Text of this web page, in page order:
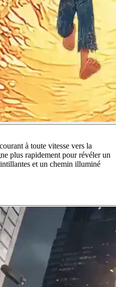
à toute vitesse vers la
plus rapidement pour révéler un
et un chemin illuminé